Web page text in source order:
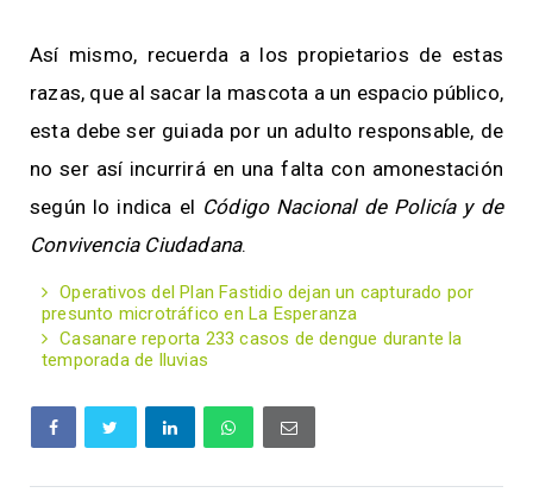
Así mismo, recuerda a los propietarios de estas
razas, que al sacar la mascota a un espacio público,
esta debe ser guiada por un adulto responsable, de
no ser así incurrirá en una falta con amonestación
según lo indica el Código Nacional de Policía y de
Convivencia Ciudadana.
Operativos del Plan Fastidio dejan un capturado por
presunto microtráfico en La Esperanza
Casanare reporta 233 casos de dengue durante la
temporada de lluvias